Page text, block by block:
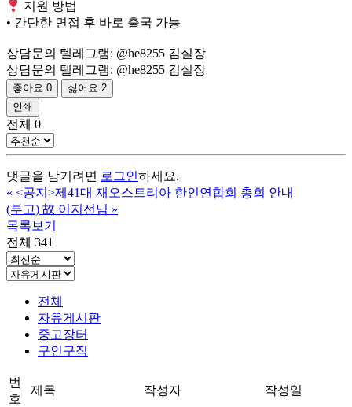
지원 방법
• 간단한 면접 후 바로 출국 가능
상담문의 텔레그램: @he8255 김실장
상담문의 텔레그램: @he8255 김실장
좋아요 0 싫어요 2
인쇄
전체 0
댓글을 남기려면 로그인하세요.
« <공지>제41대 재오스트리아 한인연합회 총회 안내
(부고) 故 이지선님 »
목록보기
전체 341
전체
자유게시판
중고장터
구인구직
번
호
제목 작성자 작성일